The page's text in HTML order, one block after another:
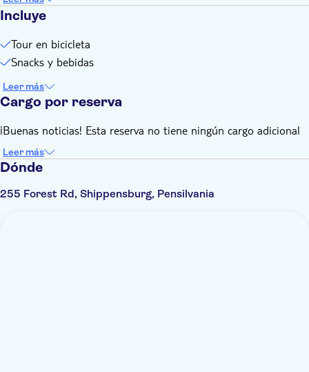
Incluye
Tour en bicicleta
Snacks y bebidas
Leer más
Cargo por reserva
¡Buenas noticias! Esta reserva no tiene ningún cargo adicional
Leer más
Dónde
255 Forest Rd, Shippensburg, Pensilvania